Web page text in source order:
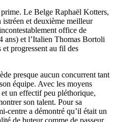
Le Belge Raphaël Kotters,
et deuxième meilleur
office de
ans) et l’Italien Thomas Bortoli
progressent au fil des
presque aucun concurrent tant
équipe. Avec les moyens
un effectif peu pléthorique,
son talent. Pour sa
centre a démontré qu’il était un